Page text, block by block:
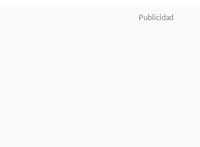
procesador utilizan sus